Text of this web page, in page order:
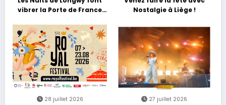
vibrer la Porte de France
découvertes et énergie
reggae
Nostalgie à Liège !
28 juillet 2026 27 juillet 2026